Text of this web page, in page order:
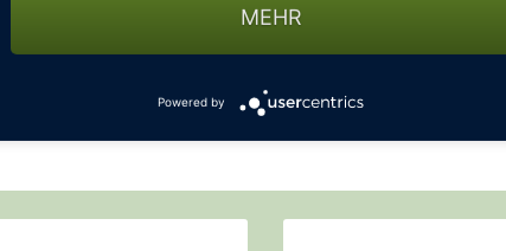
MEHR
Powered by